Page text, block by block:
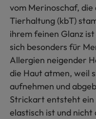
vom Merinoschaf,
Tierhaltung (kbT)
ihrem feinen Glanz
sich besonders für
Allergien neigender
die Haut atmen, weil
aufnehmen und
Strickart entsteht ein
elastisch ist und